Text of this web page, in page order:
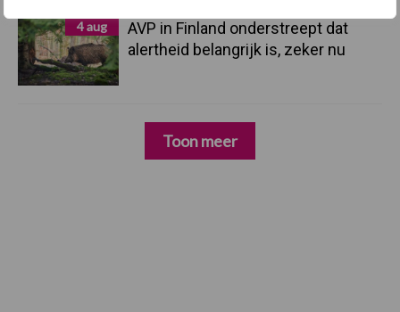
4 aug
AVP in Finland onderstreept dat
alertheid belangrijk is, zeker nu
Toon meer